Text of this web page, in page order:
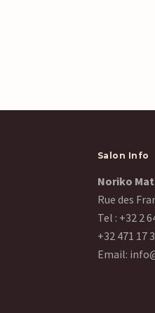
Salon Info
Noriko
Rue des
Tel : +32 2
+32 471 17
Email: